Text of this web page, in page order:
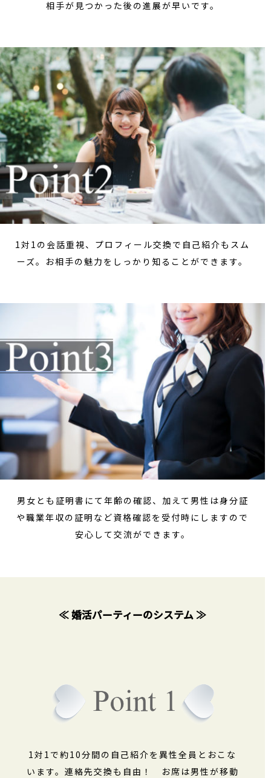
相手が見つかった後の進展が早いです。
1対1の会話重視、プロフィール交換で自己紹介もスム
ーズ。お相手の魅力をしっかり知ることができます。
男女とも証明書にて年齢の確認、加えて男性は身分証
や職業年収の証明など資格確認を受付時にしますので
安心して交流ができます。
≪ 婚活パーティーのシステム ≫
1対1で約10分間の自己紹介を異性全員とおこな
います。連絡先交換も自由！ お席は男性が移動